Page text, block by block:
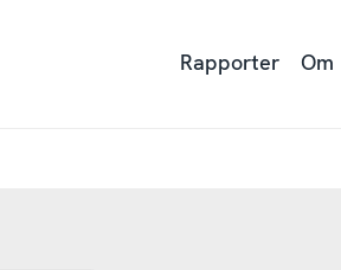
Rapporter Om